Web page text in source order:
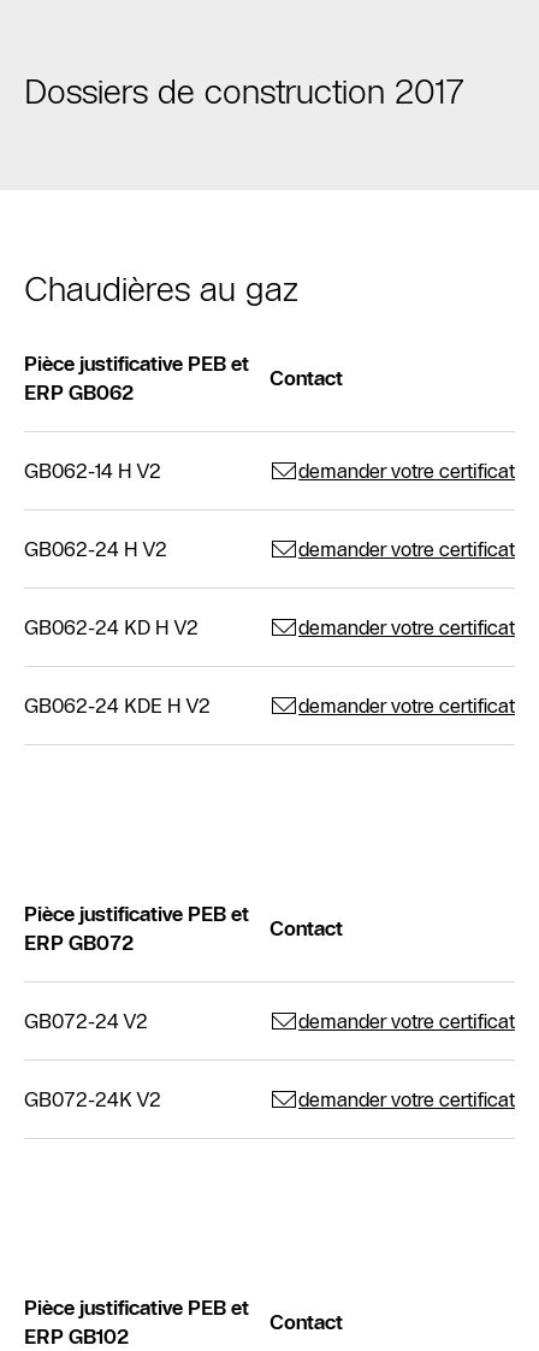
Dossiers de construction 2017
Chaudières au gaz
Pièce justificative PEB et
ERP GB062
Contact
GB062-14 H V2 demander votre certificat
GB062-24 H V2 demander votre certificat
GB062-24 KD H V2 demander votre certificat
GB062-24 KDE H V2 demander votre certificat
Pièce justificative PEB et
ERP GB072
Contact
GB072-24 V2 demander votre certificat
GB072-24K V2 demander votre certificat
Pièce justificative PEB et
ERP GB102
Contact